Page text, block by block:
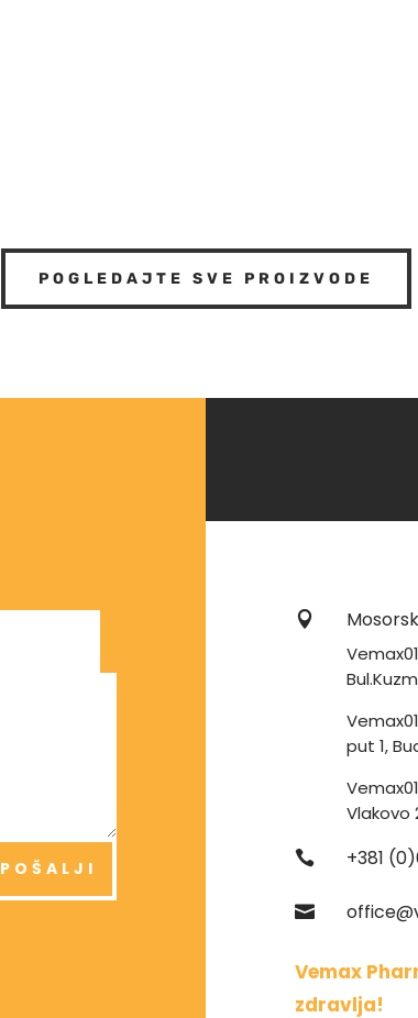
POGLEDAJTE SVE PROIZVODE
POŠALJI

put 1,
Vlakovo
 +381

Vemax
zdravlja!